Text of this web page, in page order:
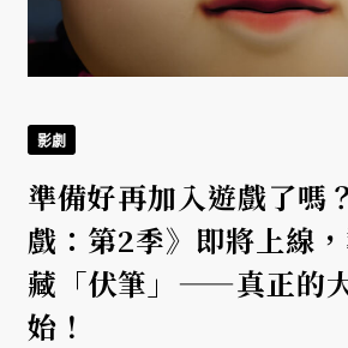
影劇
準備好再加入遊戲了嗎
戲：第2季》即將上線
藏「伏筆」——真正的
始！